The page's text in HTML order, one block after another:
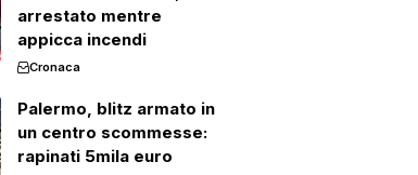
arrestato mentre
appicca incendi
Cronaca
Palermo, blitz armato in
un centro scommesse:
rapinati 5mila euro